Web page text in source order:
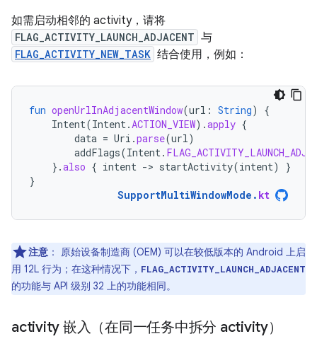
如需启动相邻的 activity，请将
FLAG_ACTIVITY_LAUNCH_ADJACENT 与
FLAG_ACTIVITY_NEW_TASK 结合使用，例如：
fun openUrlInAdjacentWindow(url : String)
{
Intent(Intent.ACTION_VIEW).apply {
data = Uri .parse(url)
addFlags(Intent.
}.also { intent -> startActivity(intent)
}
}
SupportMultiWindowMode . kt
注意 ：
原始设备制造商 (OEM) 可以在较低版本的 Android 上启
用 12L 行为；在这种情况下， FLAG_ACTIVITY_LAUNCH_ADJACENT
的功能与 API 级别 32 上的功能相同。
activity 嵌入（在同一任务中拆分 activity）